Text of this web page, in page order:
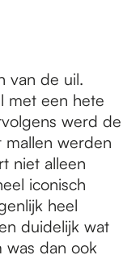
van de uil.
met een hete
werd de
mallen werden
niet alleen
iconisch
heel
duidelijk wat
was dan ook